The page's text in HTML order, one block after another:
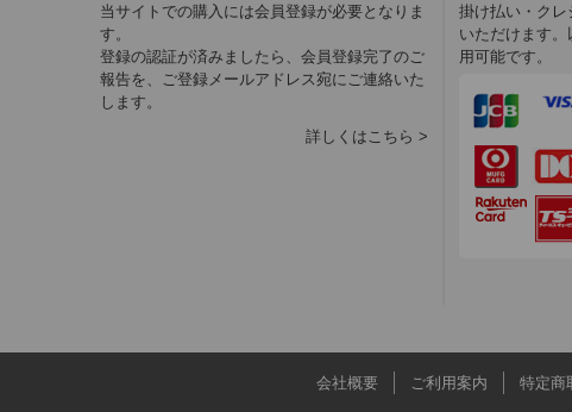
当サイトでの購入には会員登録が必要となりま
す。
登録の認証が済みましたら、会員登録完了のご
報告を、ご登録メールアドレス宛にご連絡いた
します。
詳しくはこちら >
掛け払い・クレ
いただけます
用可能です。
会社概要 ご利用案内 特定商